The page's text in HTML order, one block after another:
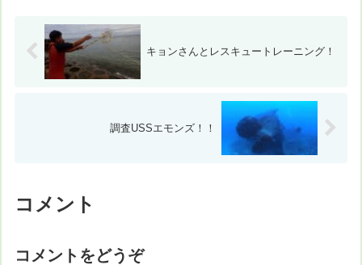
キョンさんとレスキュートレーニング！
調査USSエモンズ！！
コメント
コメントをどうぞ